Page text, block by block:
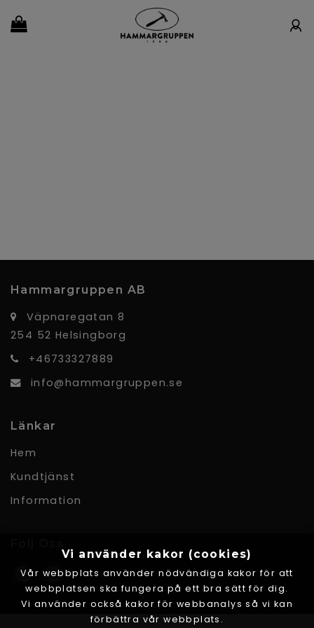
Hammargruppen AB
Väpnaregatan 8
254 52 Helsingborg
+46733327889
info@hammargruppen.se
Länkar
Hem
Kundtjänst
Information
Vi använder kakor (cookies)
Vår webbplats använder nödvändiga kakor för att
webbplatsen ska fungera på ett bra sätt för dig.
Vi använder också kakor för webbanalys så vi kan
förbättra vår webbplats.